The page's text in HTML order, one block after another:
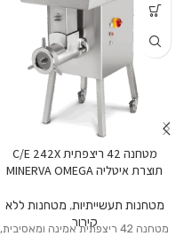
מטחנה 42 ריצפתית C/E 242X
תוצרת איטליה MINERVA OMEGA
מטחנות תעשייתיות, מטחנות ללא
קירור
מטחנה 42 ריצפתית אמינה ומאסיבית,